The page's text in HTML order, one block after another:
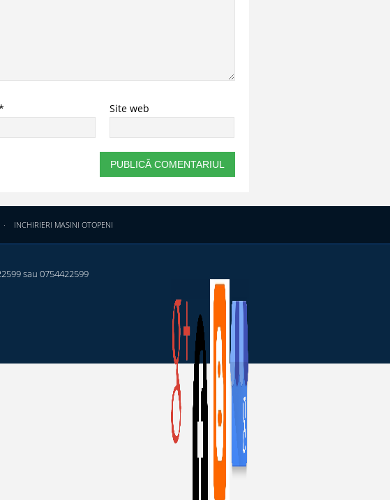
Site web
INCHIRIERI MASINI OTOPENI
sau 0754422599